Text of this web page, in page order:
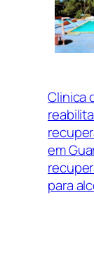
Clinica
em
para